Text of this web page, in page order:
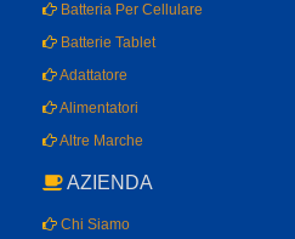
Batteria Per Cellulare
Batterie Tablet
Adattatore
Alimentatori
Altre Marche
AZIENDA
Chi Siamo